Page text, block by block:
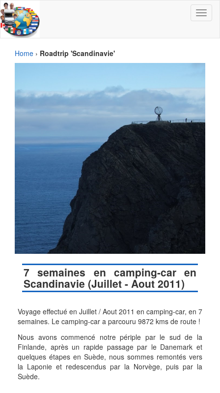
Toggle
Home › Roadtrip 'Scandinavie'
7 semaines en camping-car en
Scandinavie (Juillet - Aout 2011)
Voyage effectué en Juillet / Aout 2011 en camping-car, en 7
semaines. Le camping-car a parcouru 9872 kms de route !
Nous avons commencé notre périple par le sud de la
Finlande, après un rapide passage par le Danemark et
quelques étapes en Suède, nous sommes remontés vers
la Laponie et redescendus par la Norvège, puis par la
Suède.